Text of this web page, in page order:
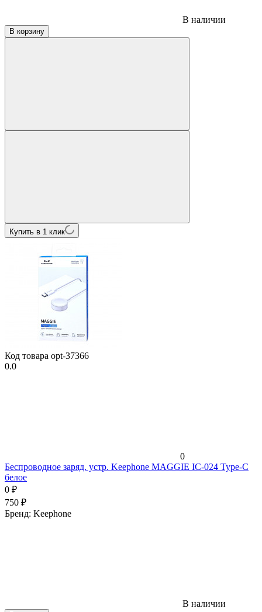
В наличии
В корзину
Купить в 1 клик
Код товара opt-37366
0.0
0
Беспроводное заряд. устр. Keephone MAGGIE IC-024 Type-C
белое
0 ₽
750 ₽
Бренд: Keephone
В наличии